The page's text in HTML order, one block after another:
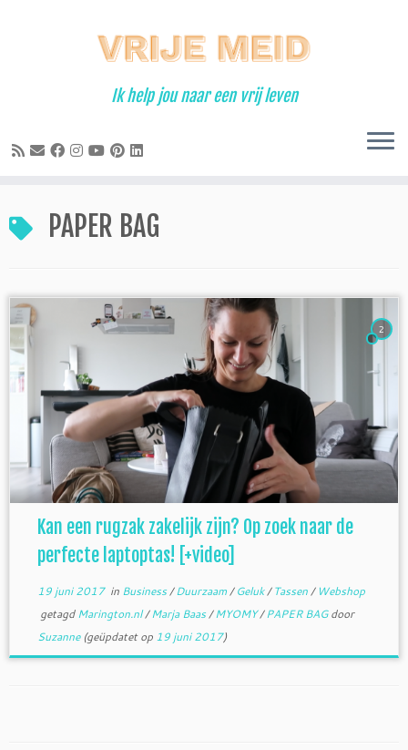
Ik help jou naar een vrij leven
PAPER BAG
2
Kan een rugzak zakelijk zijn? Op zoek naar de
perfecte laptoptas! [+video]
19 juni 2017in Business/Duurzaam/Geluk/Tassen/ Webshop
getagdMarington.nl/Marja Baas/MYOMY/PAPER BAGdoor
Suzanne(geüpdatet op 19 juni 2017)